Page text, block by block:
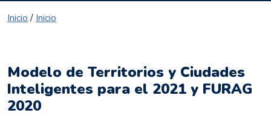
Inicio/ Inicio
Modelo de Territorios y Ciudades
Inteligentes para el 2021 y FURAG
2020